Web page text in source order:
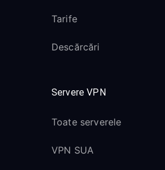
Tarife
Descărcări
Servere VPN
Toate serverele
VPN SUA